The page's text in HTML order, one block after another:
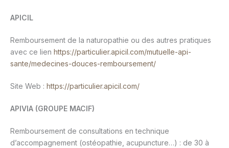
APICIL
Remboursement de la naturopathie ou des autres pratiques
avec ce lien https://particulier.apicil.com/mutuelle-api-
sante/medecines-douces-remboursement/
Site Web : https://particulier.apicil.com/
APIVIA (GROUPE MACIF)
Remboursement de consultations en technique
d’accompagnement (ostéopathie, acupuncture…) : de 30 à